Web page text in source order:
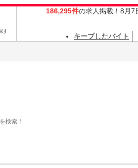
す
186,295件の求人掲載！8月7
キープしたバイト
検索！